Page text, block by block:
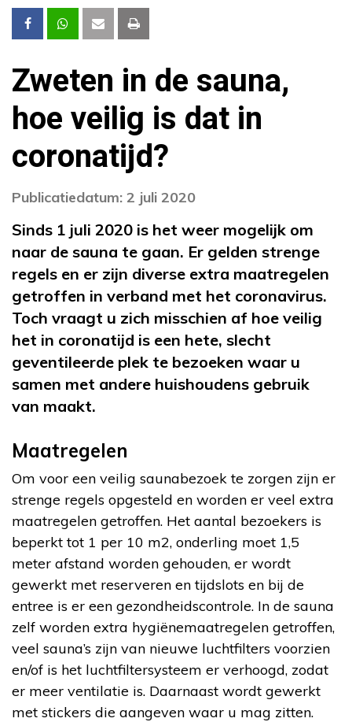
Zweten in de sauna,
hoe veilig is dat in
coronatijd?
Publicatiedatum: 2 juli 2020
Sinds 1 juli 2020 is het weer mogelijk om
naar de sauna te gaan. Er gelden strenge
regels en er zijn diverse extra maatregelen
getroffen in verband met het coronavirus.
Toch vraagt u zich misschien af hoe veilig
het in coronatijd is een hete, slecht
geventileerde plek te bezoeken waar u
samen met andere huishoudens gebruik
van maakt.
Maatregelen
Om voor een veilig saunabezoek te zorgen zijn er
strenge regels opgesteld en worden er veel extra
maatregelen getroffen. Het aantal bezoekers is
beperkt tot 1 per 10 m2, onderling moet 1,5
meter afstand worden gehouden, er wordt
gewerkt met reserveren en tijdslots en bij de
entree is er een gezondheidscontrole. In de sauna
zelf worden extra hygiënemaatregelen getroffen,
veel sauna’s zijn van nieuwe luchtfilters voorzien
en/of is het luchtfiltersysteem er verhoogd, zodat
er meer ventilatie is. Daarnaast wordt gewerkt
met stickers die aangeven waar u mag zitten.